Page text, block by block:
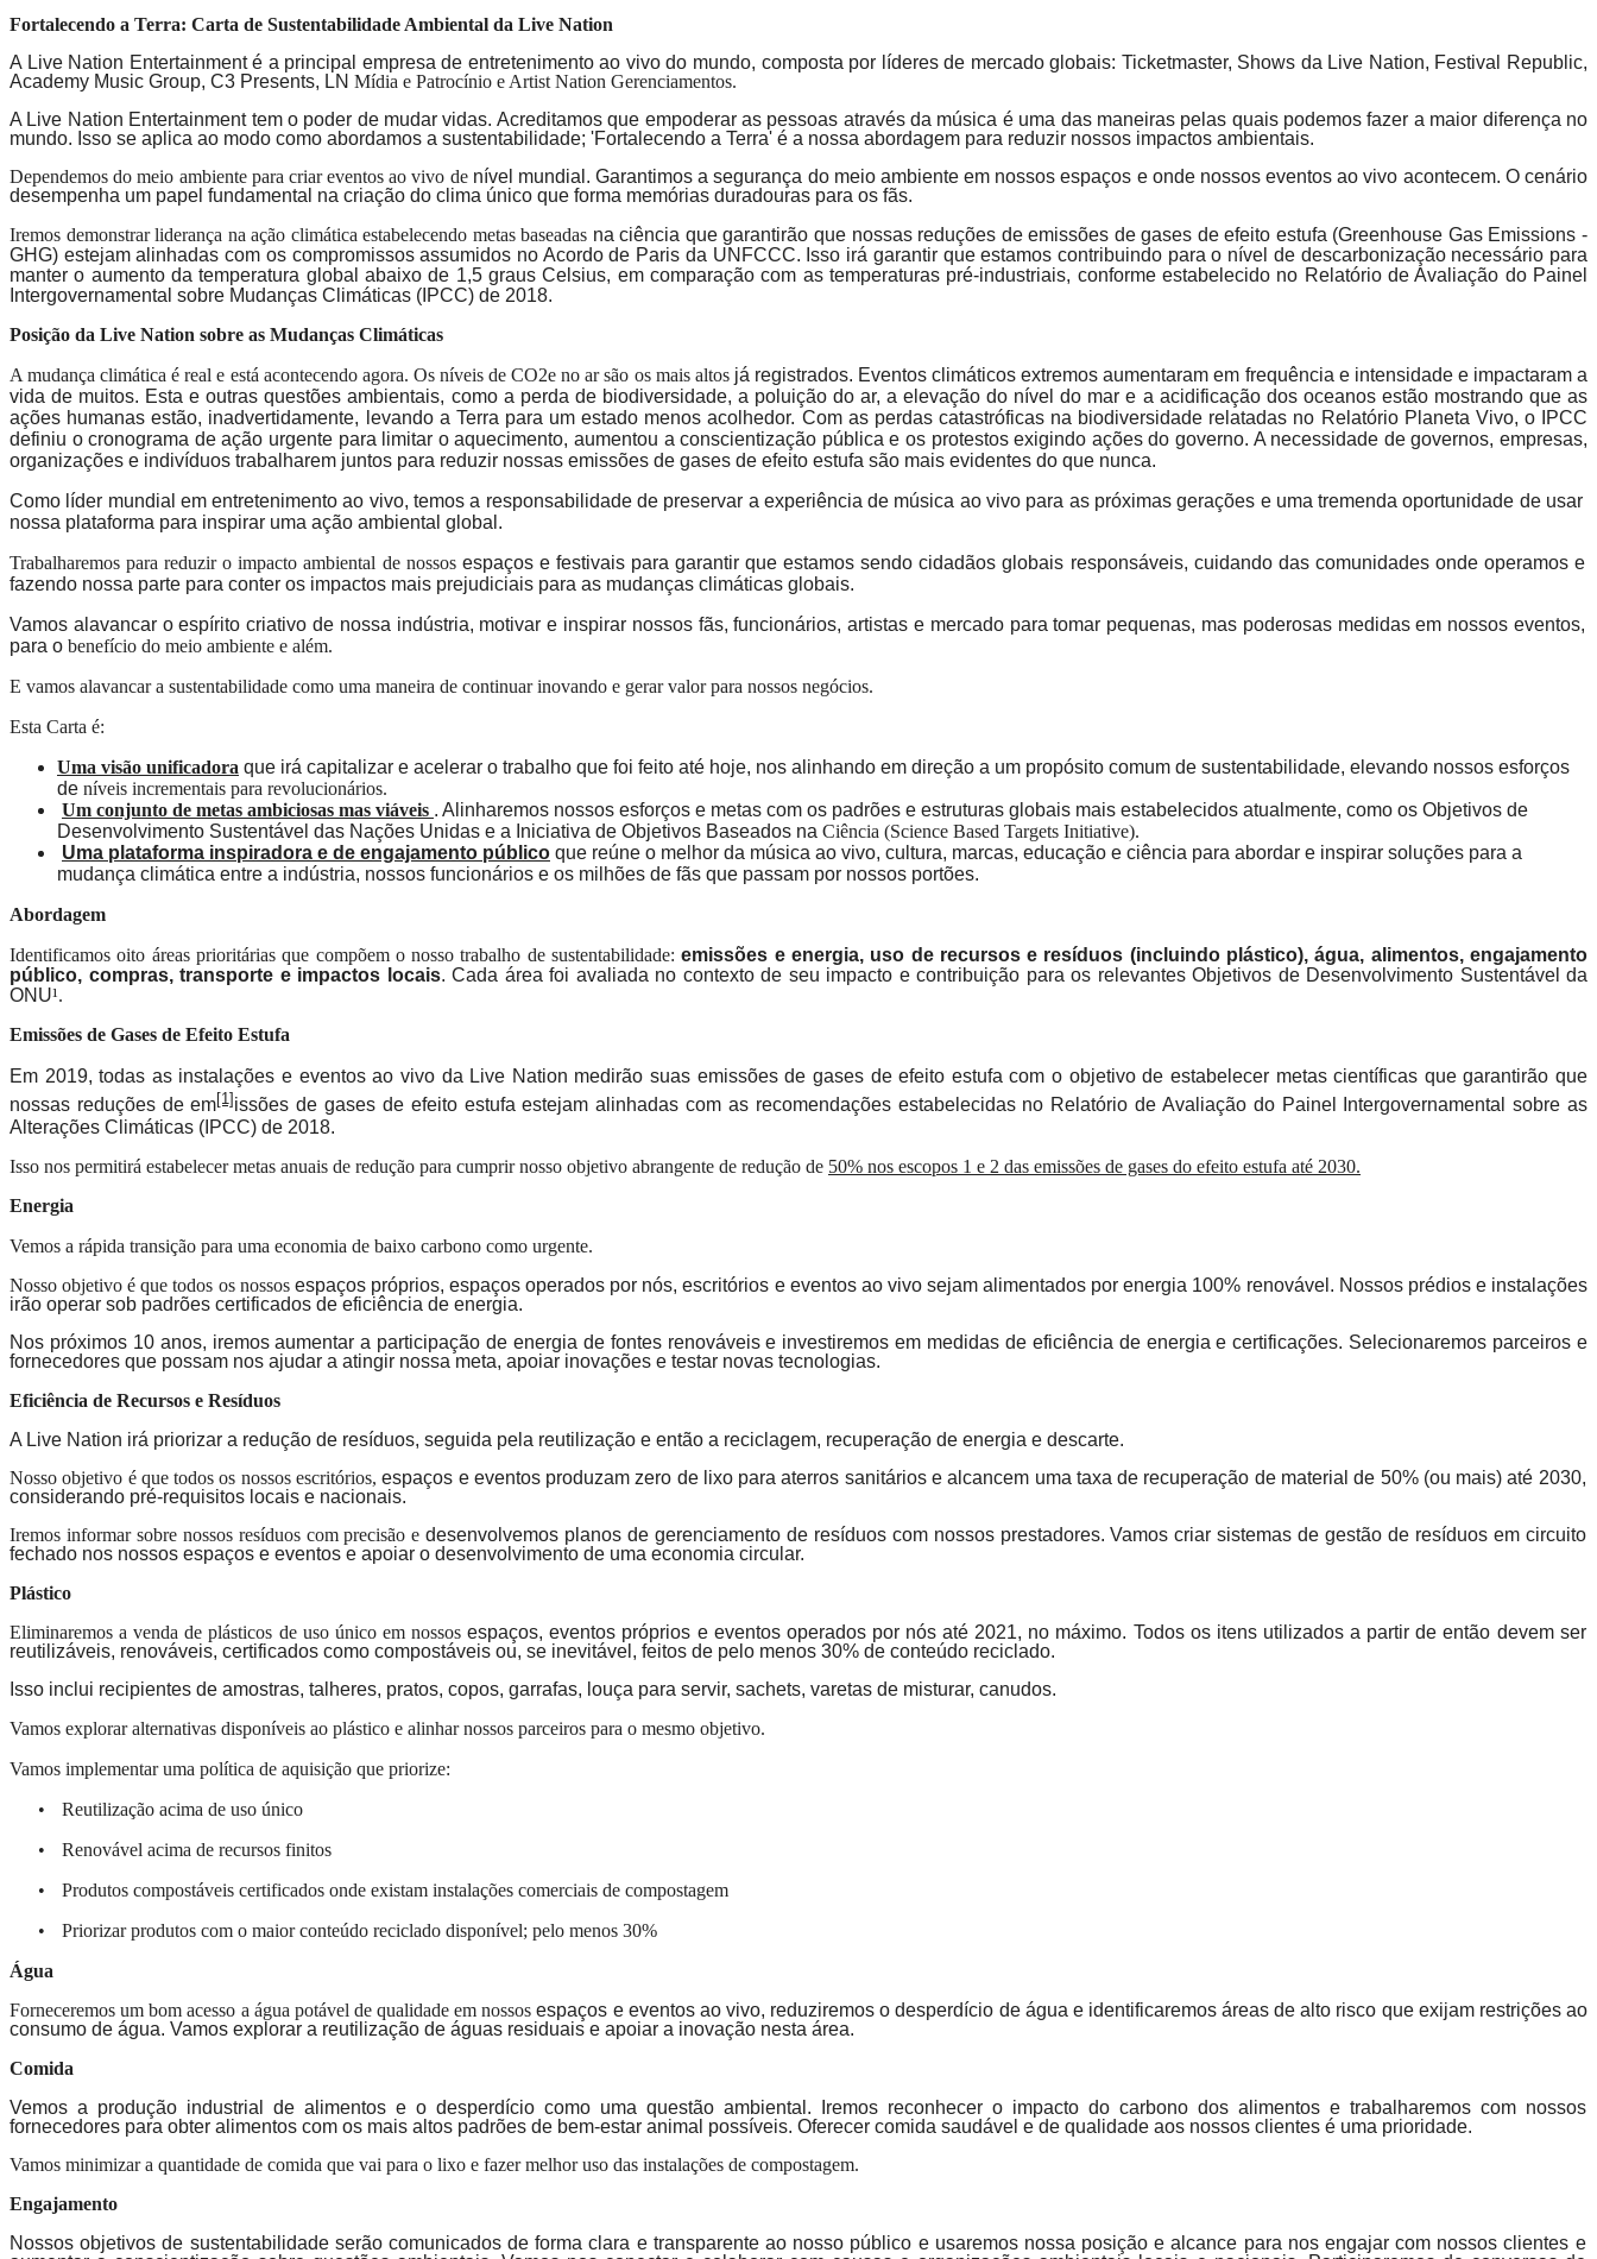
Fortalecendo a Terra: Carta de Sustentabilidade Ambiental da Live Nation
A Live Nation Entertainment é a principal empresa de entretenimento ao vivo do mundo, composta por líderes de mercado globais: Ticketmaster, Shows da Live Nation, Festival Republic,
Academy Music Group, C3 Presents, LN Mídia e Patrocínio e Artist Nation Gerenciamentos.
A Live Nation Entertainment tem o poder de mudar vidas. Acreditamos que empoderar as pessoas através da música é uma das maneiras pelas quais podemos fazer a maior diferença no
mundo. Isso se aplica ao modo como abordamos a sustentabilidade; 'Fortalecendo a Terra' é a nossa abordagem para reduzir nossos impactos ambientais.
Dependemos do meio ambiente para criar eventos ao vivo de nível mundial. Garantimos a segurança do meio ambiente em nossos espaços e onde nossos eventos ao vivo acontecem. O cenário
desempenha um papel fundamental na criação do clima único que forma memórias duradouras para os fãs.
Iremos demonstrar liderança na ação climática estabelecendo metas baseadas na ciência que garantirão que nossas reduções de emissões de gases de efeito estufa (Greenhouse Gas Emissions -
GHG) estejam alinhadas com os compromissos assumidos no Acordo de Paris da UNFCCC. Isso irá garantir que estamos contribuindo para o nível de descarbonização necessário para
manter o aumento da temperatura global abaixo de 1,5 graus Celsius, em comparação com as temperaturas pré-industriais, conforme estabelecido no Relatório de Avaliação do Painel
Intergovernamental sobre Mudanças Climáticas (IPCC) de 2018.
Posição da Live Nation sobre as Mudanças Climáticas
A mudança climática é real e está acontecendo agora. Os níveis de CO2e no ar são os mais altos já registrados. Eventos climáticos extremos aumentaram em frequência e intensidade e impactaram a
vida de muitos. Esta e outras questões ambientais, como a perda de biodiversidade, a poluição do ar, a elevação do nível do mar e a acidificação dos oceanos estão mostrando que as
ações humanas estão, inadvertidamente, levando a Terra para um estado menos acolhedor. Com as perdas catastróficas na biodiversidade relatadas no Relatório Planeta Vivo, o IPCC
definiu o cronograma de ação urgente para limitar o aquecimento, aumentou a conscientização pública e os protestos exigindo ações do governo. A necessidade de governos, empresas,
organizações e indivíduos trabalharem juntos para reduzir nossas emissões de gases de efeito estufa são mais evidentes do que nunca.
Como líder mundial em entretenimento ao vivo, temos a responsabilidade de preservar a experiência de música ao vivo para as próximas gerações e uma tremenda oportunidade de usar
nossa plataforma para inspirar uma ação ambiental global.
Trabalharemos para reduzir o impacto ambiental de nossos espaços e festivais para garantir que estamos sendo cidadãos globais responsáveis, cuidando das comunidades onde operamos e
fazendo nossa parte para conter os impactos mais prejudiciais para as mudanças climáticas globais.
Vamos alavancar o espírito criativo de nossa indústria, motivar e inspirar nossos fãs, funcionários, artistas e mercado para tomar pequenas, mas poderosas medidas em nossos eventos,
para o benefício do meio ambiente e além.
E vamos alavancar a sustentabilidade como uma maneira de continuar inovando e gerar valor para nossos negócios.
Esta Carta é:
Uma visão unificadora que irá capitalizar e acelerar o trabalho que foi feito até hoje, nos alinhando em direção a um propósito comum de sustentabilidade, elevando nossos esforços
de níveis incrementais para revolucionários.
Um conjunto de metas ambiciosas mas viáveis . Alinharemos nossos esforços e metas com os padrões e estruturas globais mais estabelecidos atualmente, como os Objetivos de
Desenvolvimento Sustentável das Nações Unidas e a Iniciativa de Objetivos Baseados na Ciência (Science Based Targets Initiative).
Uma plataforma inspiradora e de engajamento público que reúne o melhor da música ao vivo, cultura, marcas, educação e ciência para abordar e inspirar soluções para a
mudança climática entre a indústria, nossos funcionários e os milhões de fãs que passam por nossos portões.
Abordagem
Identificamos oito áreas prioritárias que compõem o nosso trabalho de sustentabilidade:emissões e energia, uso de recursos e resíduos (incluindo plástico), água, alimentos, engajamento
público, compras, transporte e impactos locais. Cada área foi avaliada no contexto de seu impacto e contribuição para os relevantes Objetivos de Desenvolvimento Sustentável da
ONU¹.
Emissões de Gases de Efeito Estufa
Em 2019, todas as instalações e eventos ao vivo da Live Nation medirão suas emissões de gases de efeito estufa com o objetivo de estabelecer metas científicas que garantirão que
nossas reduções de em[1] issões de gases de efeito estufa estejam alinhadas com as recomendações estabelecidas no Relatório de Avaliação do Painel Intergovernamental sobre as
Alterações Climáticas (IPCC) de 2018.
Isso nos permitirá estabelecer metas anuais de redução para cumprir nosso objetivo abrangente de redução de 50% nos escopos 1 e 2 das emissões de gases do efeito estufa até 2030.
Energia
Vemos a rápida transição para uma economia de baixo carbono como urgente.
Nosso objetivo é que todos os nossos espaços próprios, espaços operados por nós, escritórios e eventos ao vivo sejam alimentados por energia 100% renovável. Nossos prédios e instalações
irão operar sob padrões certificados de eficiência de energia.
Nos próximos 10 anos, iremos aumentar a participação de energia de fontes renováveis e investiremos em medidas de eficiência de energia ecertificações. Selecionaremos parceiros e
fornecedores que possam nos ajudar a atingir nossa meta, apoiar inovações e testar novas tecnologias.
Eficiência de Recursos e Resíduos
A Live Nation irá priorizar a redução de resíduos, seguida pela reutilização e então a reciclagem, recuperação de energia e descarte.
Nosso objetivo é que todos os nossos escritórios,espaços e eventos produzam zero de lixo para aterros sanitários e alcancem uma taxa de recuperação de material de 50% (ou mais) até 2030,
considerando pré-requisitos locais e nacionais.
Iremos informar sobre nossos resíduos com precisão edesenvolvemos planos de gerenciamento de resíduos com nossos prestadores. Vamos criar sistemas de gestão de resíduos em circuito
fechado nos nossos espaços e eventos e apoiar o desenvolvimento de uma economia circular.
Plástico
Eliminaremos a venda de plásticos de uso único em nossosespaços, eventos próprios e eventos operados por nós até 2021, no máximo. Todos os itens utilizados a partir de então devem ser
reutilizáveis, renováveis, certificados como compostáveis ou, se inevitável, feitos de pelo menos 30% de conteúdo reciclado.
Isso inclui recipientes de amostras, talheres, pratos, copos, garrafas, louça para servir, sachets, varetas de misturar, canudos.
Vamos explorar alternativas disponíveis ao plástico e alinhar nossos parceiros para o mesmo objetivo.
Vamos implementar uma política de aquisição que priorize:
•
Reutilização acima de uso único
•
Renovável acima de recursos finitos
•
Produtos compostáveis certificados onde existam instalações comerciais de compostagem
•
Priorizar produtos com o maior conteúdo reciclado disponível; pelo menos 30%
Água
Forneceremos um bom acesso a água potável de qualidade em nossosespaços e eventos ao vivo, reduziremos o desperdício de água e identificaremos áreas de alto risco que exijam restrições ao
consumo de água. Vamos explorar a reutilização de águas residuais e apoiar a inovação nesta área.
Comida
Vemos a produção industrial de alimentos e o desperdício como uma questão ambiental. Iremos reconhecer o impacto do carbono dos alimentos e trabalharemos com nossos
fornecedores para obter alimentos com os mais altos padrões de bem-estar animal possíveis. Oferecer comida saudável e de qualidade aos nossos clientes é uma prioridade.
Vamos minimizar a quantidade de comida que vai para o lixo e fazer melhor uso das instalações de compostagem.
Engajamento
Nossos objetivos de sustentabilidade serão comunicados de forma clara e transparente ao nosso público e usaremos nossa posição e alcance para nos engajar com nossos clientes e